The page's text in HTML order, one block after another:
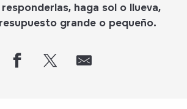
haga sol o llueva,
grande o pequeño.